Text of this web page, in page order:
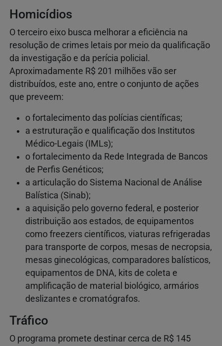
Homicídios
O terceiro eixo busca melhorar a eficiência na
resolução de crimes letais por meio da qualificação
da investigação e da perícia policial.
Aproximadamente R$ 201 milhões vão ser
distribuídos, este ano, entre o conjunto de ações
que preveem:
o fortalecimento das polícias científicas;
a estruturação e qualificação dos Institutos
Médico-Legais (IMLs);
o fortalecimento da Rede Integrada de Bancos
de Perfis Genéticos;
a articulação do Sistema Nacional de Análise
Balística (Sinab);
a aquisição pelo governo federal, e posterior
distribuição aos estados, de equipamentos
como freezers científicos, viaturas refrigeradas
para transporte de corpos, mesas de necropsia,
mesas ginecológicas, comparadores balísticos,
equipamentos de DNA, kits de coleta e
amplificação de material biológico, armários
deslizantes e cromatógrafos.
Tráfico
O programa promete destinar cerca de R$ 145